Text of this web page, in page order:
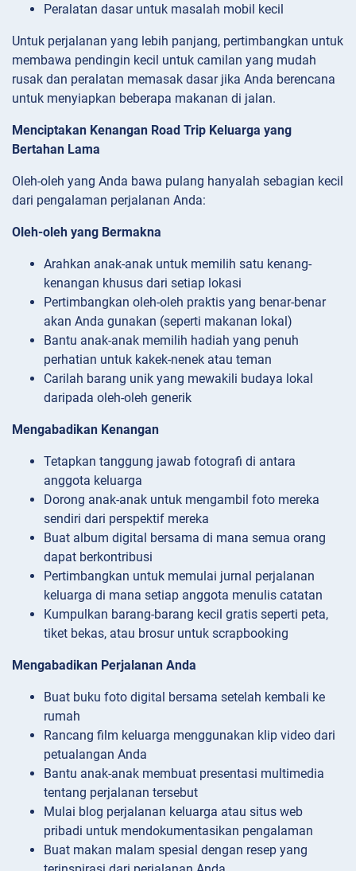
Peralatan dasar untuk masalah mobil kecil
Untuk perjalanan yang lebih panjang, pertimbangkan untuk
membawa pendingin kecil untuk camilan yang mudah
rusak dan peralatan memasak dasar jika Anda berencana
untuk menyiapkan beberapa makanan di jalan.
Menciptakan Kenangan Road Trip Keluarga yang
Bertahan Lama
Oleh-oleh yang Anda bawa pulang hanyalah sebagian kecil
dari pengalaman perjalanan Anda:
Oleh-oleh yang Bermakna
Arahkan anak-anak untuk memilih satu kenang-
kenangan khusus dari setiap lokasi
Pertimbangkan oleh-oleh praktis yang benar-benar
akan Anda gunakan (seperti makanan lokal)
Bantu anak-anak memilih hadiah yang penuh
perhatian untuk kakek-nenek atau teman
Carilah barang unik yang mewakili budaya lokal
daripada oleh-oleh generik
Mengabadikan Kenangan
Tetapkan tanggung jawab fotografi di antara
anggota keluarga
Dorong anak-anak untuk mengambil foto mereka
sendiri dari perspektif mereka
Buat album digital bersama di mana semua orang
dapat berkontribusi
Pertimbangkan untuk memulai jurnal perjalanan
keluarga di mana setiap anggota menulis catatan
Kumpulkan barang-barang kecil gratis seperti peta,
tiket bekas, atau brosur untuk scrapbooking
Mengabadikan Perjalanan Anda
Buat buku foto digital bersama setelah kembali ke
rumah
Rancang film keluarga menggunakan klip video dari
petualangan Anda
Bantu anak-anak membuat presentasi multimedia
tentang perjalanan tersebut
Mulai blog perjalanan keluarga atau situs web
pribadi untuk mendokumentasikan pengalaman
Buat makan malam spesial dengan resep yang